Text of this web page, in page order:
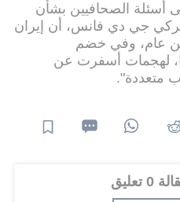
أسئلة الصحافيين بشأن
جي دي فانس، أن إيران
عام، وفي خضم
لهجمات أسفرت عن
متعددة".
تعليق